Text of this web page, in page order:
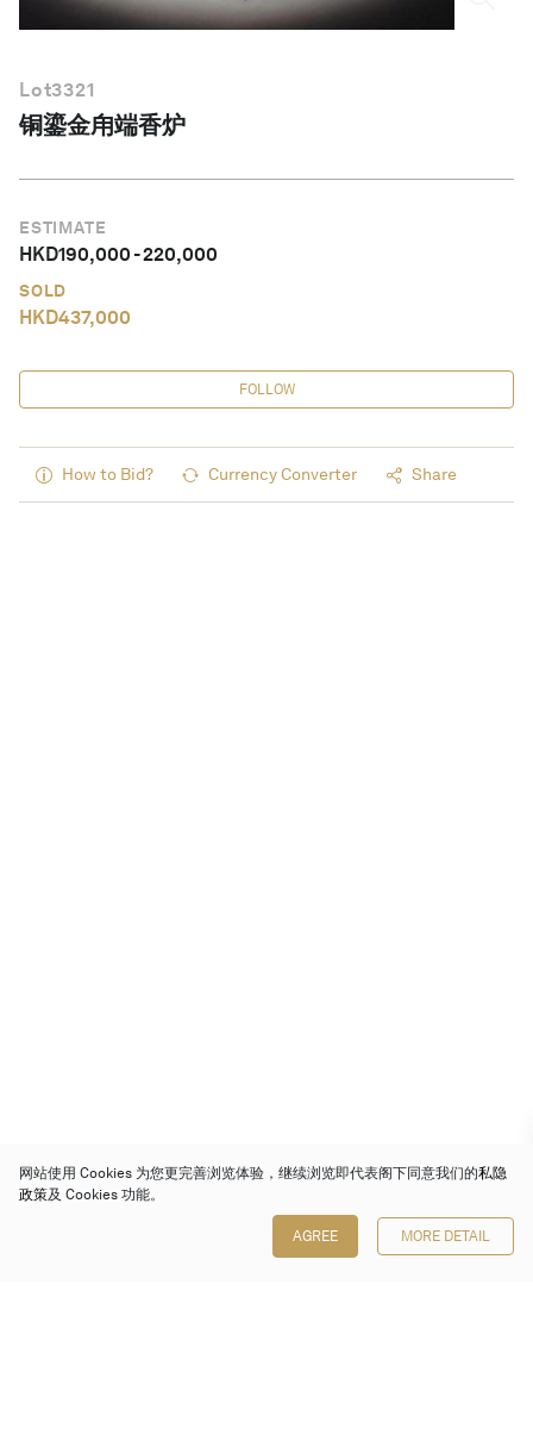
Lot3321
铜鎏金甪端香炉
ESTIMATE
HKD190,000-220,000
SOLD
HKD437,000
FOLLOW
How to Bid? Currency Converter Share
网站使用 Cookies 为您更完善浏览体验，继续浏览即代表阁下同意我们的私隐
政策及 Cookies 功能。
AGREE MORE DETAIL